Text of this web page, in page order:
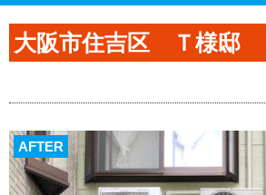
大阪市住吉区 Ｔ様邸
AFTER